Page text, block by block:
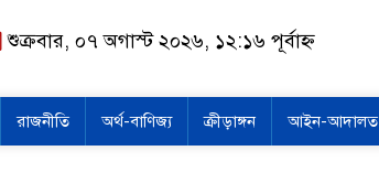
শুক্রবার, ০৭ অগাস্ট ২০২৬, ১২:১৬ পূর্বাহ্ন
রাজনীতি অর্থ-বাণিজ্য ক্রীড়াঙ্গন আইন-আদালত